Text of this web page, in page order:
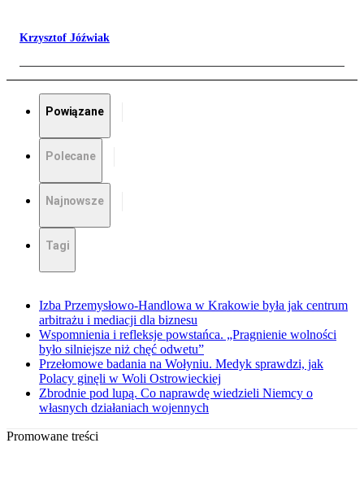
Krzysztof Jóźwiak
Powiązane
Polecane
Najnowsze
Tagi
Izba Przemysłowo-Handlowa w Krakowie była jak centrum
arbitrażu i mediacji dla biznesu
Wspomnienia i refleksje powstańca. „Pragnienie wolności
było silniejsze niż chęć odwetu”
Przełomowe badania na Wołyniu. Medyk sprawdzi, jak
Polacy ginęli w Woli Ostrowieckiej
Zbrodnie pod lupą. Co naprawdę wiedzieli Niemcy o
własnych działaniach wojennych
Promowane treści